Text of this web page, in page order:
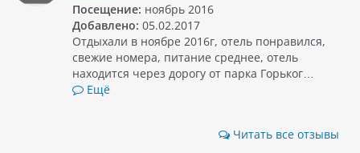
Посещение: ноябрь 2016
Добавлено: 05.02.2017
Отдыхали в ноябре 2016г, отель понравился,
свежие номера, питание среднее, отель
находится через дорогу от парка Горьког…
Ещё
Читать все отзывы